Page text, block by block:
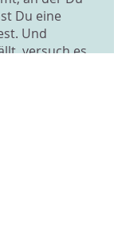
Du eine
Und
versuch es